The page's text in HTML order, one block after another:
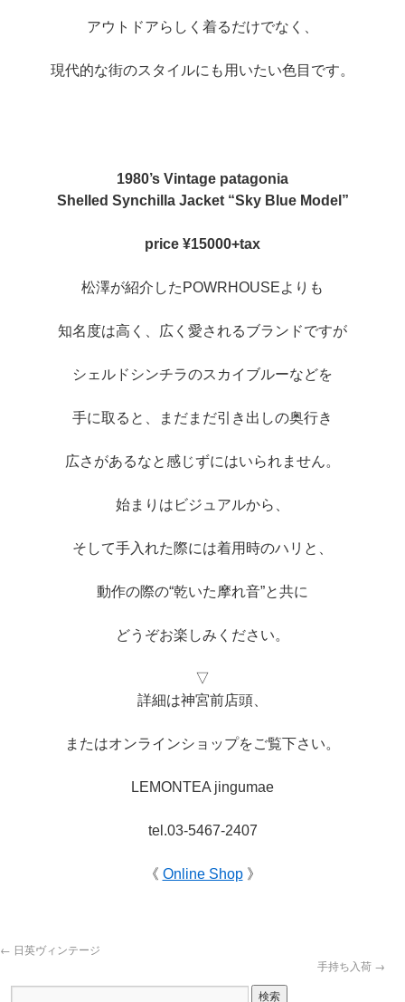
アウトドアらしく着るだけでなく、
現代的な街のスタイルにも用いたい色目です。
1980’s Vintage patagonia
Shelled Synchilla Jacket “Sky Blue Model”
price ¥15000+tax
松澤が紹介したPOWRHOUSEよりも
知名度は高く、広く愛されるブランドですが
シェルドシンチラのスカイブルーなどを
手に取ると、まだまだ引き出しの奥行き
広さがあるなと感じずにはいられません。
始まりはビジュアルから、
そして手入れた際には着用時のハリと、
動作の際の“乾いた摩れ音”と共に
どうぞお楽しみください。
▽
詳細は神宮前店頭、
またはオンラインショップをご覧下さい。
LEMONTEA jingumae
tel.03-5467-2407
《 Online Shop》
← 日英ヴィンテージ
手持ち入荷 →